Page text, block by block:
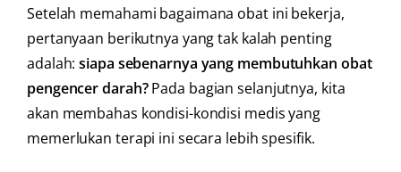
Setelah memahami bagaimana obat ini bekerja,
pertanyaan berikutnya yang tak kalah penting
adalah:siapa sebenarnya yang membutuhkan obat
pengencer darah?Pada bagian selanjutnya, kita
akan membahas kondisi-kondisi medis yang
memerlukan terapi ini secara lebih spesifik.